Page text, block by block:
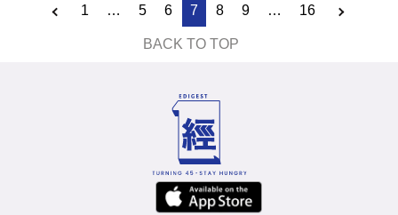
1 … 5 6 7 8 9 … 16
BACK TO TOP